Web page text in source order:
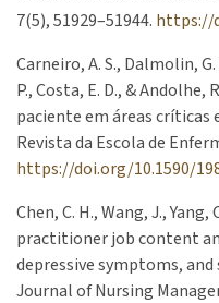
7(5), 51929–51944. https://
Carneiro, A. S., Dalmolin, G.
P., Costa, E. D., & Andolhe,
paciente em áreas críticas
Revista da Escola de
https://doi.org/10.1590/
Chen, C. H., Wang, J., Yang,
practitioner job content
depressive symptoms,
Journal of Nursing